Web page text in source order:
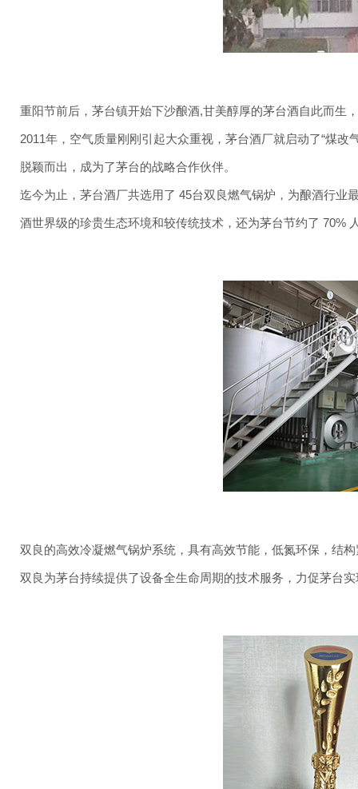
重阳节前后，茅台镇开始下沙酿酒,甘美醇厚的茅台酒自此而生
2011年，空气质量刚刚引起大众重视，茅台酒厂就启动了“煤
脱颖而出，成为了茅台的战略合作伙伴。
迄今为止，茅台酒厂共选用了 45台双良燃气锅炉，为酿酒行
酒世界级的珍贵生态环境和较传统技术，还为茅台节约了 70%
双良的高效冷凝燃气锅炉系统，具有高效节能，低氮环保，结
双良为茅台持续提供了设备全生命周期的技术服务，力促茅台